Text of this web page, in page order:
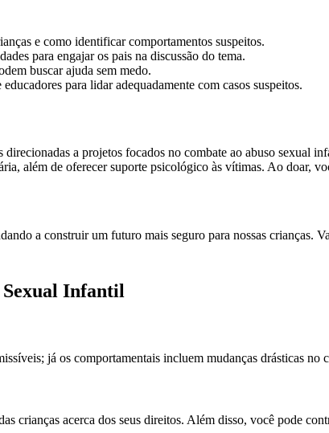
e como identificar comportamentos suspeitos.
para engajar os pais na discussão do tema.
buscar ajuda sem medo.
para lidar adequadamente com casos suspeitos.
a projetos focados no combate ao abuso sexual
além de oferecer suporte psicológico às vítimas. Ao doar,
a construir um futuro mais seguro para nossas crianças.
Sexual Infantil
já os comportamentais incluem mudanças drásticas
crianças acerca dos seus direitos. Além disso, você pode